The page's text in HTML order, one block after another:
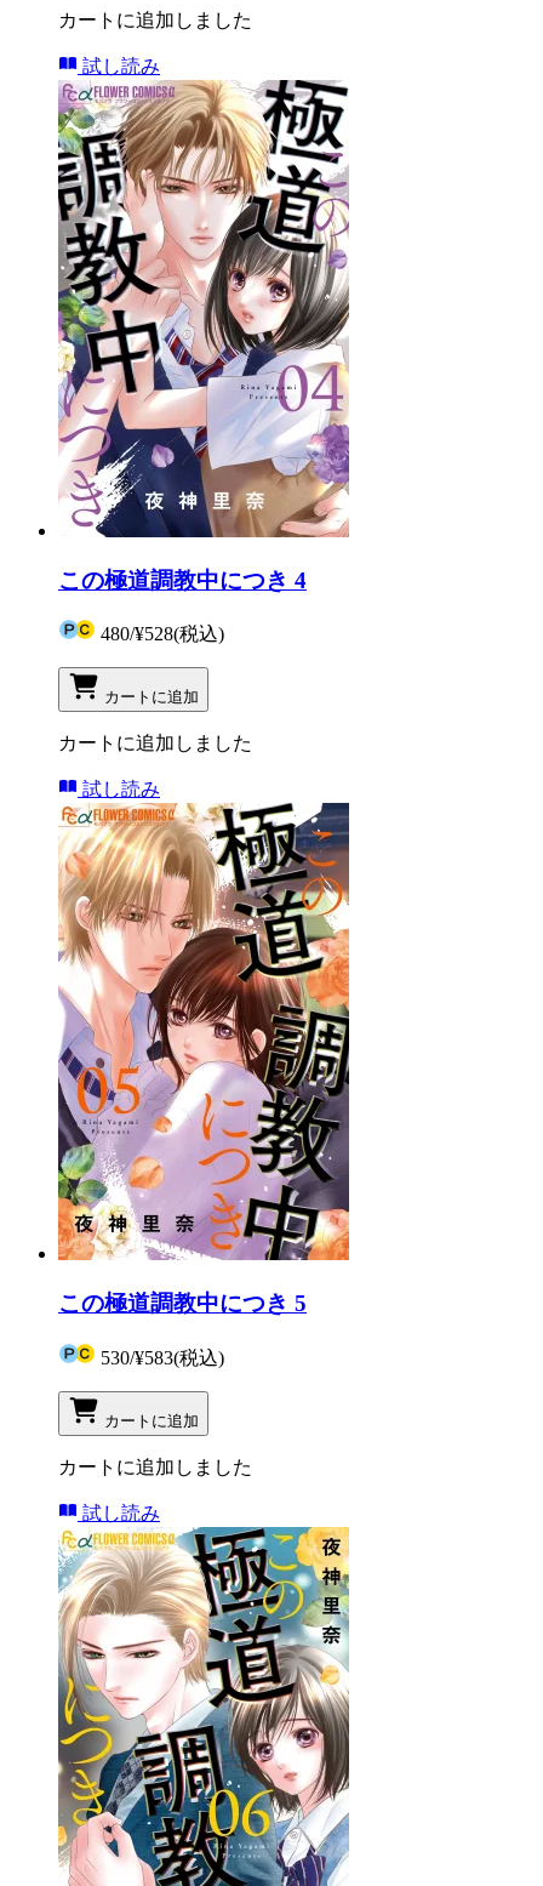
カートに追加しました
試し読み
この極道調教中につき 4
480/¥528(税込)
カートに追加
カートに追加しました
試し読み
この極道調教中につき 5
530/¥583(税込)
カートに追加
カートに追加しました
試し読み